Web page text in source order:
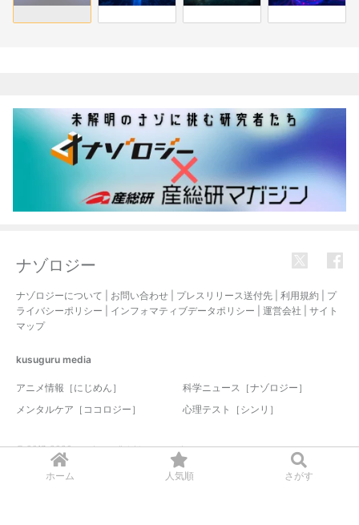
ホーム 人気順 さがす
ナゾロジー
ナゾロジーについて お問い合わせ プレスリリース送付先 利用規約
プ
ライバシーポリシー
インフォマティブデータポリシー 運営会社
サイト
マップ
kusuguru media
アニメ情報［にじめん］
科学ニュース［ナゾロジー］
メンタルケア［ココロジー］
心理テスト［シンリ］
© 2017-2026 nazology. all rights reserved.